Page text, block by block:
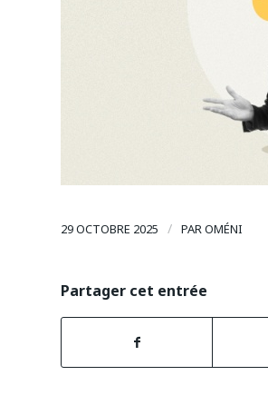
29 OCTOBRE 2025 / PAROMÉNI
Partager cet entrée